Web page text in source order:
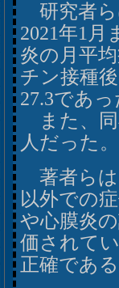
研究者ら
2021年1
炎の月平
チン接種
27.3であ
また、同
人だった。
著者らは
以外での
や心膜炎
価されて
正確であ